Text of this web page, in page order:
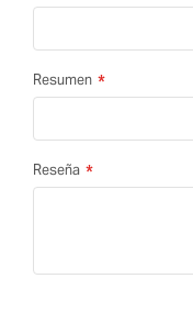
Resumen
Reseña